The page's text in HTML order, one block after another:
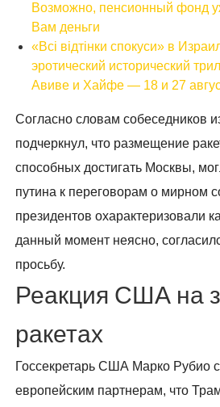
Возможно, пенсионный фонд
Вам деньги
«Всі відтінки спокуси» в
эротический исторический
Авиве и Хайфе — 18 и 27
Согласно словам собеседников
подчеркнул, что размещение
способных достигать Москвы,
путина к переговорам о мирном
президентов охарактеризовали
данный момент неясно,
просьбу.
Реакция США на
ракетах
Госсекретарь США Марко Рубио
европейским партнерам, что